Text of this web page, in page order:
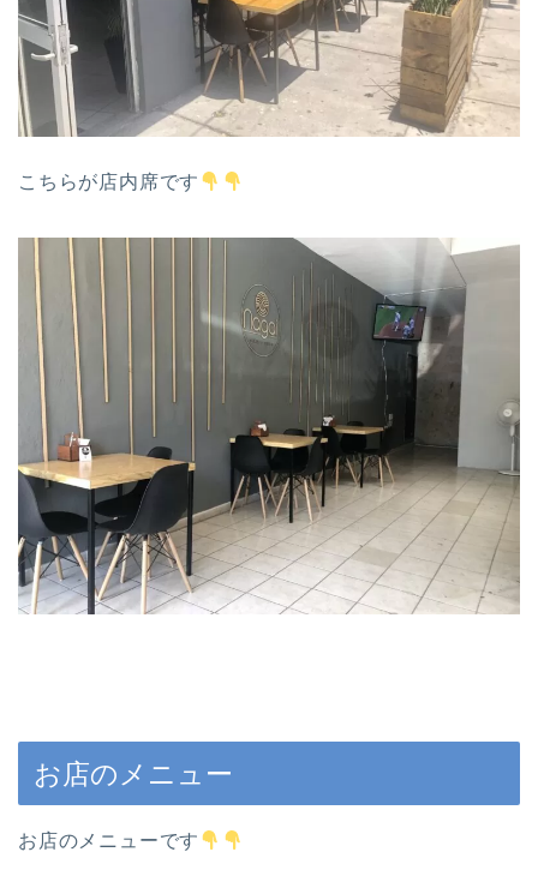
こちらが店内席です
お店のメニュー
お店のメニューです